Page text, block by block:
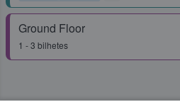
Ground Floor
1 - 3 bilhetes